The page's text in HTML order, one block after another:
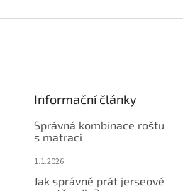
Informační články
Správná kombinace roštu
s matrací
1.1.2026
Jak správně prát jerseové